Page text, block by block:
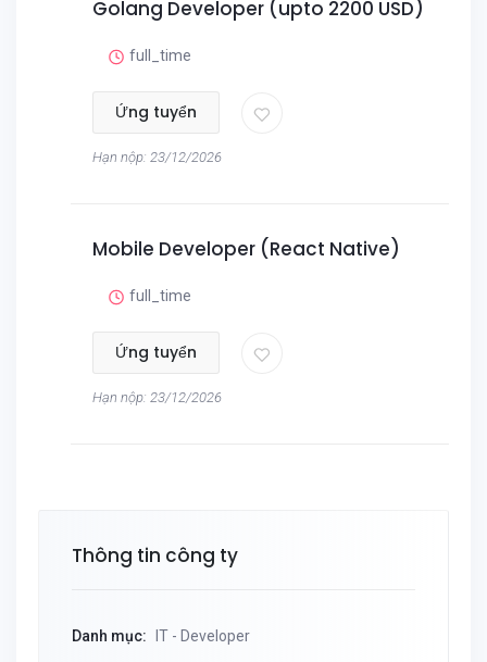
Golang Developer (upto 2200 USD)
full_time
Ứng tuyển
Hạn nộp: 23/12/2026
Mobile Developer (React Native)
full_time
Ứng tuyển
Hạn nộp: 23/12/2026
Thông tin công ty
Danh mục: IT - Developer